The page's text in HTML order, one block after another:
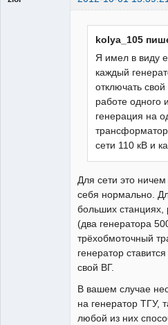
kolya_105
Я имел в виду
каждый
отключать
работе одного
генерация на
сети 110 кВ и
Для сети это
себя нормально.
больших
(два генератора
трёхобмоточный
генератор
свой ВГ.
В вашем случае
на генератор ТГУ,
любой из них